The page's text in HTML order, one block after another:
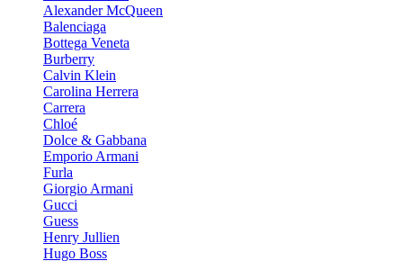
Alexander McQueen
Balenciaga
Bottega Veneta
Burberry
Calvin Klein
Carolina Herrera
Carrera
Chloé
Dolce & Gabbana
Emporio Armani
Furla
Giorgio Armani
Gucci
Guess
Henry Jullien
Hugo Boss